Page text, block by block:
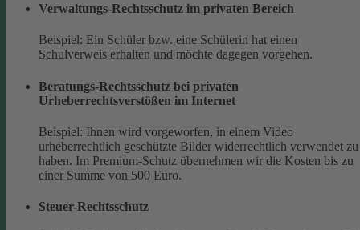
Verwaltungs-Rechtsschutz im privaten Bereich
Beispiel: Ein Schüler bzw. eine Schülerin hat einen
Schulverweis erhalten und möchte dagegen vorgehen.
Beratungs-Rechtsschutz bei privaten
Urheberrechtsverstößen im Internet
Beispiel: Ihnen wird vorgeworfen, in einem Video
urheberrechtlich geschützte Bilder widerrechtlich verwendet zu
haben. Im Premium-Schutz übernehmen wir die Kosten bis zu
einer Summe von 500 Euro.
Steuer-Rechtsschutz